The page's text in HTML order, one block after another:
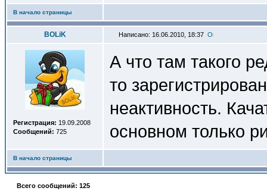
В начало страницы
BOLiK Написано: 16.06.2010, 18:37
Регистрация: 19.09.2008
Сообщений: 725
А что там такого
то
неактивность.
основном только
В начало страницы
Всего сообщений: 125